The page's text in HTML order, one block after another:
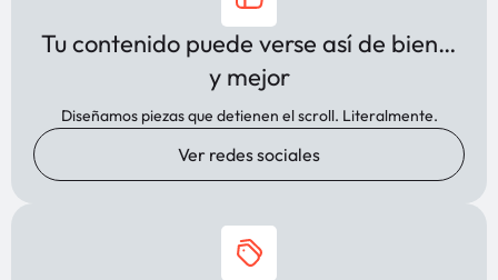
Tu contenido puede verse así de bien…
y mejor
Diseñamos piezas que detienen el scroll. Literalmente.
Ver redes sociales